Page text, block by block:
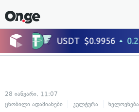
28 იანვარი, 11:07
ცნობილი ადამიანები
კულტურა ხელოვნება